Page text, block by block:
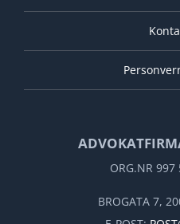
ORG.NR
BROGATA 7,